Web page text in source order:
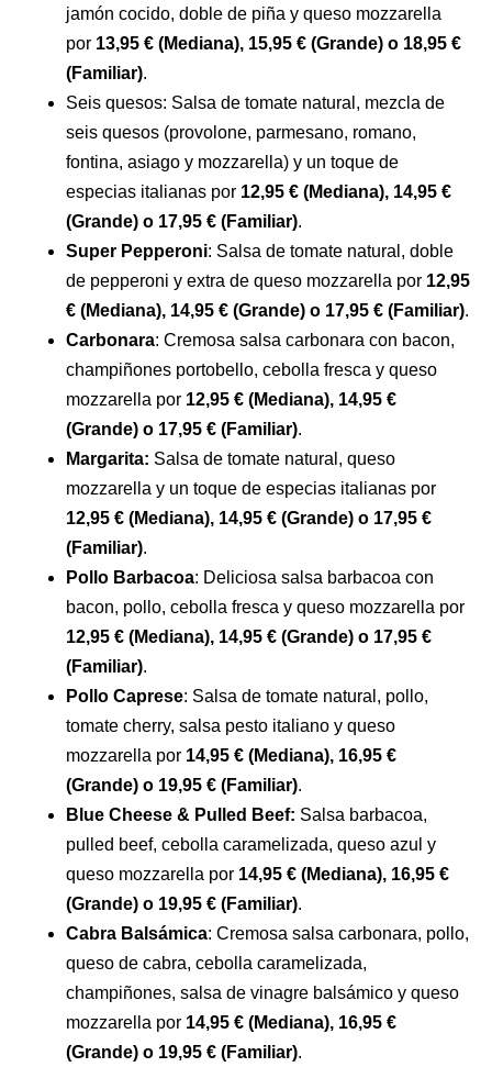
jamón cocido, doble de piña y queso mozzarella
por 13,95 € (Mediana), 15,95 € (Grande) o 18,95 €
(Familiar).
Seis quesos: Salsa de tomate natural, mezcla de
seis quesos (provolone, parmesano, romano,
fontina, asiago y mozzarella) y un toque de
especias italianas por 12,95 € (Mediana), 14,95 €
(Grande) o 17,95 € (Familiar).
Super Pepperoni: Salsa de tomate natural, doble
de pepperoni y extra de queso mozzarella por 12,95
€ (Mediana), 14,95 € (Grande) o 17,95 € (Familiar).
Carbonara: Cremosa salsa carbonara con bacon,
champiñones portobello, cebolla fresca y queso
mozzarella por 12,95 € (Mediana), 14,95 €
(Grande) o 17,95 € (Familiar).
Margarita: Salsa de tomate natural, queso
mozzarella y un toque de especias italianas por
12,95 € (Mediana), 14,95 € (Grande) o 17,95 €
(Familiar).
Pollo Barbacoa: Deliciosa salsa barbacoa con
bacon, pollo, cebolla fresca y queso mozzarella por
12,95 € (Mediana), 14,95 € (Grande) o 17,95 €
(Familiar).
Pollo Caprese: Salsa de tomate natural, pollo,
tomate cherry, salsa pesto italiano y queso
mozzarella por 14,95 € (Mediana), 16,95 €
(Grande) o 19,95 € (Familiar).
Blue Cheese & Pulled Beef: Salsa barbacoa,
pulled beef, cebolla caramelizada, queso azul y
queso mozzarella por 14,95 € (Mediana), 16,95 €
(Grande) o 19,95 € (Familiar).
Cabra Balsámica: Cremosa salsa carbonara, pollo,
queso de cabra, cebolla caramelizada,
champiñones, salsa de vinagre balsámico y queso
mozzarella por 14,95 € (Mediana), 16,95 €
(Grande) o 19,95 € (Familiar).